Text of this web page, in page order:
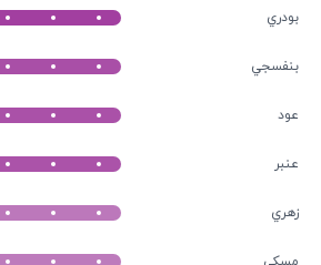
بودري
بنفسجي
عود
عنبر
زهري